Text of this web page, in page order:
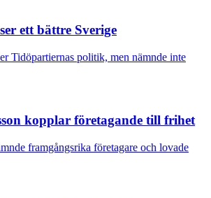
ett bättre Sverige
Tidöpartiernas politik, men nämnde inte
kopplar företagande till frihet
framgångsrika företagare och lovade